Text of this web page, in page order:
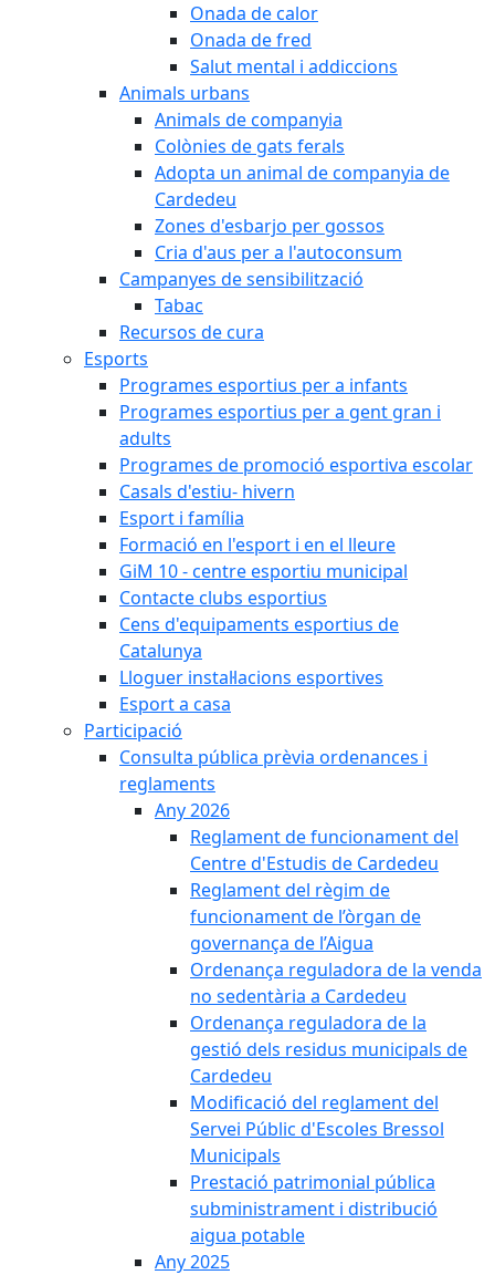
Onada de calor
Onada de fred
Salut mental i addiccions
Animals urbans
Animals de companyia
Colònies de gats ferals
Adopta un animal de companyia de
Cardedeu
Zones d'esbarjo per gossos
Cria d'aus per a l'autoconsum
Campanyes de sensibilització
Tabac
Recursos de cura
Esports
Programes esportius per a infants
Programes esportius per a gent gran i
adults
Programes de promoció esportiva escolar
Casals d'estiu- hivern
Esport i família
Formació en l'esport i en el lleure
GiM 10 - centre esportiu municipal
Contacte clubs esportius
Cens d'equipaments esportius de
Catalunya
Lloguer instal·lacions esportives
Esport a casa
Participació
Consulta pública prèvia ordenances i
reglaments
Any 2026
Reglament de funcionament del
Centre d'Estudis de Cardedeu
Reglament del règim de
funcionament de l’òrgan de
governança de l’Aigua
Ordenança reguladora de la venda
no sedentària a Cardedeu
Ordenança reguladora de la
gestió dels residus municipals de
Cardedeu
Modificació del reglament del
Servei Públic d'Escoles Bressol
Municipals
Prestació patrimonial pública
subministrament i distribució
aigua potable
Any 2025